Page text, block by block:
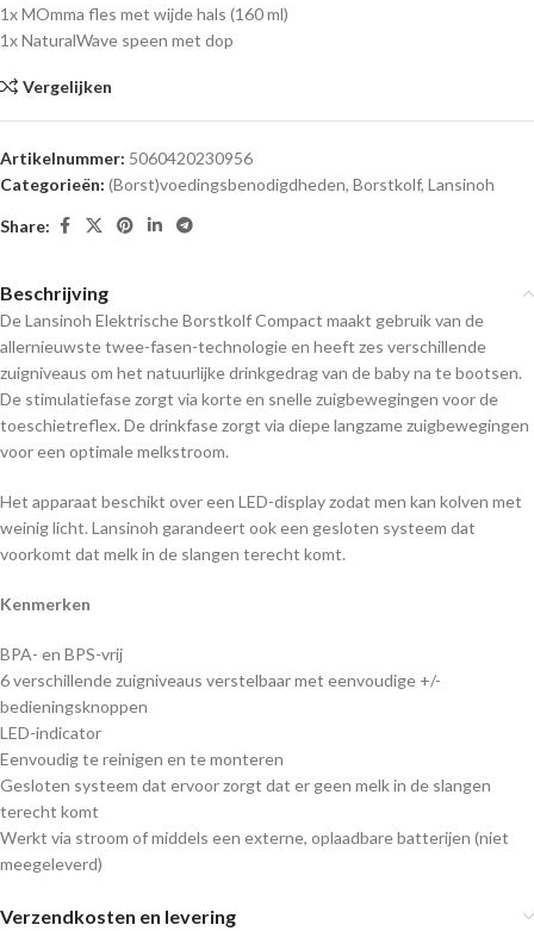
1x MOmma fles met wijde hals (160 ml)
1x NaturalWave speen met dop
Vergelijken
Artikelnummer: 5060420230956
Categorieën: (Borst)voedingsbenodigdheden, Borstkolf, Lansinoh
Share:
Beschrijving
De Lansinoh Elektrische Borstkolf Compact maakt gebruik van de
allernieuwste twee-fasen-technologie en heeft zes verschillende
zuigniveaus om het natuurlijke drinkgedrag van de baby na te bootsen.
De stimulatiefase zorgt via korte en snelle zuigbewegingen voor de
toeschietreflex. De drinkfase zorgt via diepe langzame zuigbewegingen
voor een optimale melkstroom.
Het apparaat beschikt over een LED-display zodat men kan kolven met
weinig licht. Lansinoh garandeert ook een gesloten systeem dat
voorkomt dat melk in de slangen terecht komt.
Kenmerken
BPA- en BPS-vrij
6 verschillende zuigniveaus verstelbaar met eenvoudige +/-
bedieningsknoppen
LED-indicator
Eenvoudig te reinigen en te monteren
Gesloten systeem dat ervoor zorgt dat er geen melk in de slangen
terecht komt
Werkt via stroom of middels een externe, oplaadbare batterijen (niet
meegeleverd)
Verzendkosten en levering